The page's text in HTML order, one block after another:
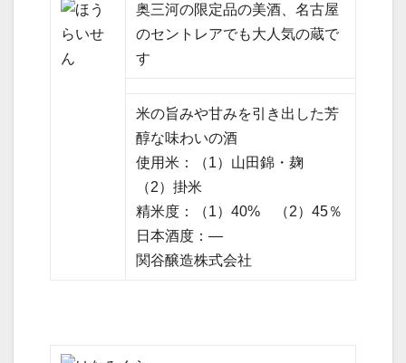
奥三河の限定品の美酒、名古屋
のセントレアでも大人気の蔵で
す
米の旨みや甘みを引き出した芳
醇な味わいの酒
使用米：（1）山田錦・麹
（2）掛米
精米度：（1）40% （2）45％
日本酒度：—
関谷醸造株式会社